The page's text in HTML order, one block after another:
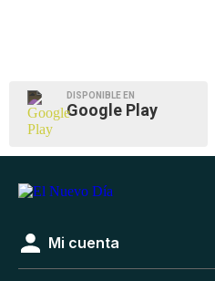
DISPONIBLE EN
Google Play
Mi cuenta